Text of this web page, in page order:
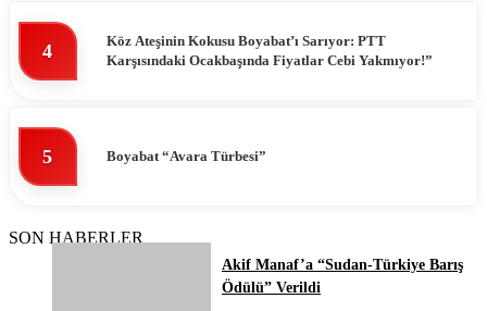
4
Köz Ateşinin Kokusu Boyabat’ı Sarıyor: PTT
Karşısındaki Ocakbaşında Fiyatlar Cebi Yakmıyor!”
5 Boyabat “Avara Türbesi”
SON HABERLER
Akif Manaf’a “Sudan-Türkiye Barış
Ödülü” Verildi